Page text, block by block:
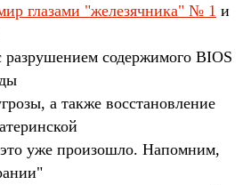
глазами "железячника" № 1 и
разрушением содержимого BIOS
а также восстановление
уже произошло. Напомним,